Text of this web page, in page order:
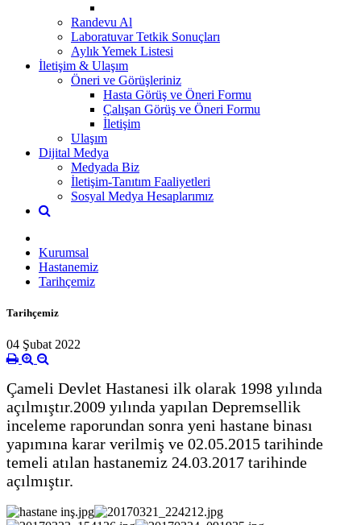
Randevu Al
Laboratuvar Tetkik Sonuçları
Aylık Yemek Listesi
İletişim & Ulaşım
Öneri ve Görüşleriniz
Hasta Görüş ve Öneri Formu
Çalışan Görüş ve Öneri Formu
İletişim
Ulaşım
Dijital Medya
Medyada Biz
İletişim-Tanıtım Faaliyetleri
Sosyal Medya Hesaplarımız
Kurumsal
Hastanemiz
Tarihçemiz
Tarihçemiz
04 Şubat 2022
Çameli Devlet Hastanesi ilk olarak 1998 yılında
açılmıştır.2009 yılında yapılan Depremsellik
inceleme raporundan sonra yeni hastane binası
yapımına karar verilmiş ve 02.05.2015 tarihinde
temeli atılan hastanemiz 24.03.2017 tarihinde
açılmıştır.